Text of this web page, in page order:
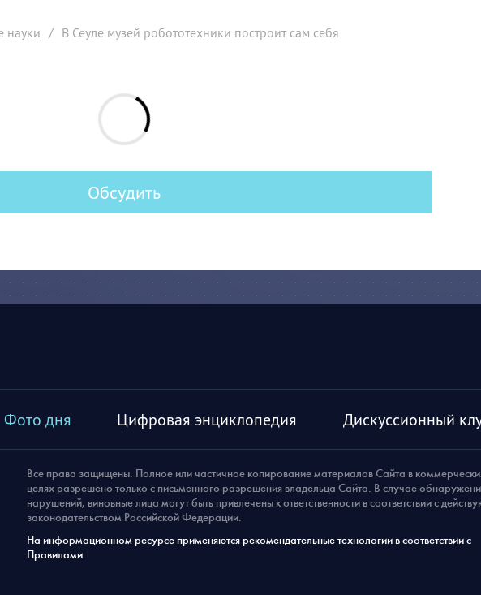
науки / В Сеуле музей робототехники построит сам себя
Обсудить
Фото дня Цифровая энциклопедия Дискуссионный
Все права защищены. Полное или частичное копирование материалов Сайта в
целях разрешено только с письменного разрешения владельца Сайта. В случае
нарушений, виновные лица могут быть привлечены к ответственности в соответствии с
законодательством Российской Федерации.
На информационном ресурсе применяются рекомендательные технологии в соответствии с
Правилами